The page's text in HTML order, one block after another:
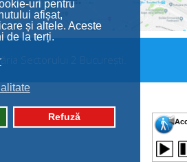
uri pentru
afișat,
și altele. Aceste
de la terți.
Refuză
Sectorului 2 București.